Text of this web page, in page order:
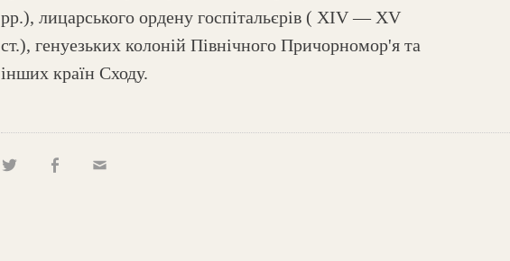
рр.), лицарського ордену госпітальєрів ( XIV — XV
ст.), генуезьких колоній Північного Причорномор'я та
інших країн Сходу.